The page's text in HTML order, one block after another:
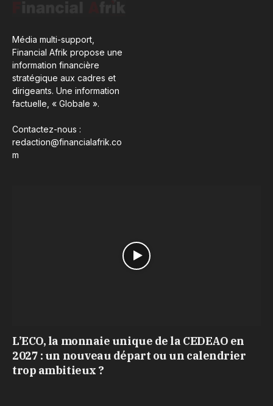
Média multi-support,
Financial Afrik propose une
information financière
stratégique aux cadres et
dirigeants. Une information
factuelle, « Globale ».
Contactez-nous :
redaction@financialafrik.co
m
L’ECO, la monnaie unique de la CEDEAO en
2027 : un nouveau départ ou un calendrier
trop ambitieux ?